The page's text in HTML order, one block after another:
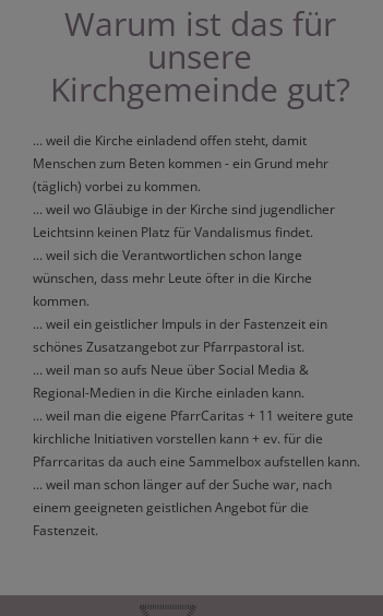
Warum ist das für
unsere
Kirchgemeinde gut?
... weil die Kirche einladend offen steht, damit
Menschen zum Beten kommen - ein Grund mehr
(täglich) vorbei zu kommen.
... weil wo Gläubige in der Kirche sind jugendlicher
Leichtsinn keinen Platz für Vandalismus findet.
... weil sich die Verantwortlichen schon lange
wünschen, dass mehr Leute öfter in die Kirche
kommen.
... weil ein geistlicher Impuls in der Fastenzeit ein
schönes Zusatzangebot zur Pfarrpastoral ist.
... weil man so aufs Neue über Social Media &
Regional-Medien in die Kirche einladen kann.
... weil man die eigene PfarrCaritas + 11 weitere gute
kirchliche Initiativen vorstellen kann + ev. für die
Pfarrcaritas da auch eine Sammelbox aufstellen kann.
... weil man schon länger auf der Suche war, nach
einem geeigneten geistlichen Angebot für die
Fastenzeit.